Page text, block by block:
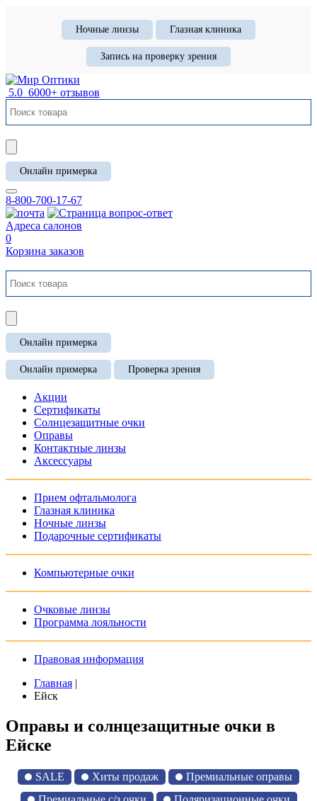
Ночные линзы Глазная клиника
Запись на проверку зрения
5.0 6000+ отзывов
Онлайн примерка
8-800-700-17-67
Адреса салонов
0
Корзина заказов
Онлайн примерка
Онлайн примерка Проверка зрения
Акции
Сертификаты
Солнцезащитные очки
Оправы
Контактные линзы
Аксессуары
Прием офтальмолога
Глазная клиника
Ночные линзы
Подарочные сертификаты
Компьютерные очки
Очковые линзы
Программа лояльности
Правовая информация
Главная |
Ейск
Оправы и солнцезащитные очки в
Ейске
SALE Хиты продаж
Премиальные оправы